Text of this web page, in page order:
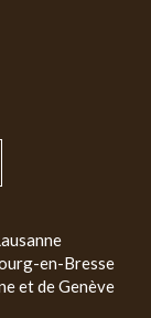
en-Bresse
et de Genève